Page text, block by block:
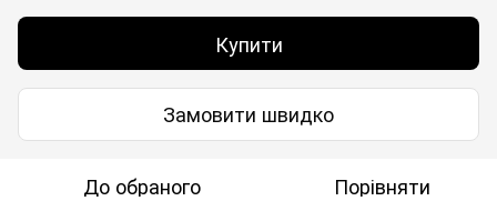
Купити
Замовити швидко
До обраного Порівняти